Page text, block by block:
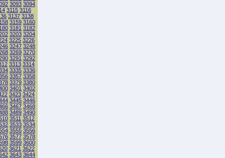
3093 3094
3115 3116
3137 3138
3159 3160
3181 3182
3203 3204
3225 3226
3247 3248
3269 3270
3291 3292
3313 3314
3335 3336
3357 3358
3379 3380
3401 3402
3423 3424
3445 3446
3467 3468
3489 3490
3511 3512
3533 3534
3555 3556
3577 3578
3599 3600
3621 3622
3643 3644